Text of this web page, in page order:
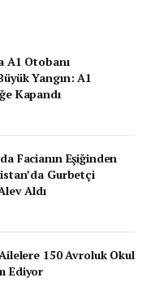
A1 Otobanı
Yangın: A1
Kapandı
Facianın Eşiğinden
Gurbetçi
Aldı
150 Avroluk Okul
Ediyor